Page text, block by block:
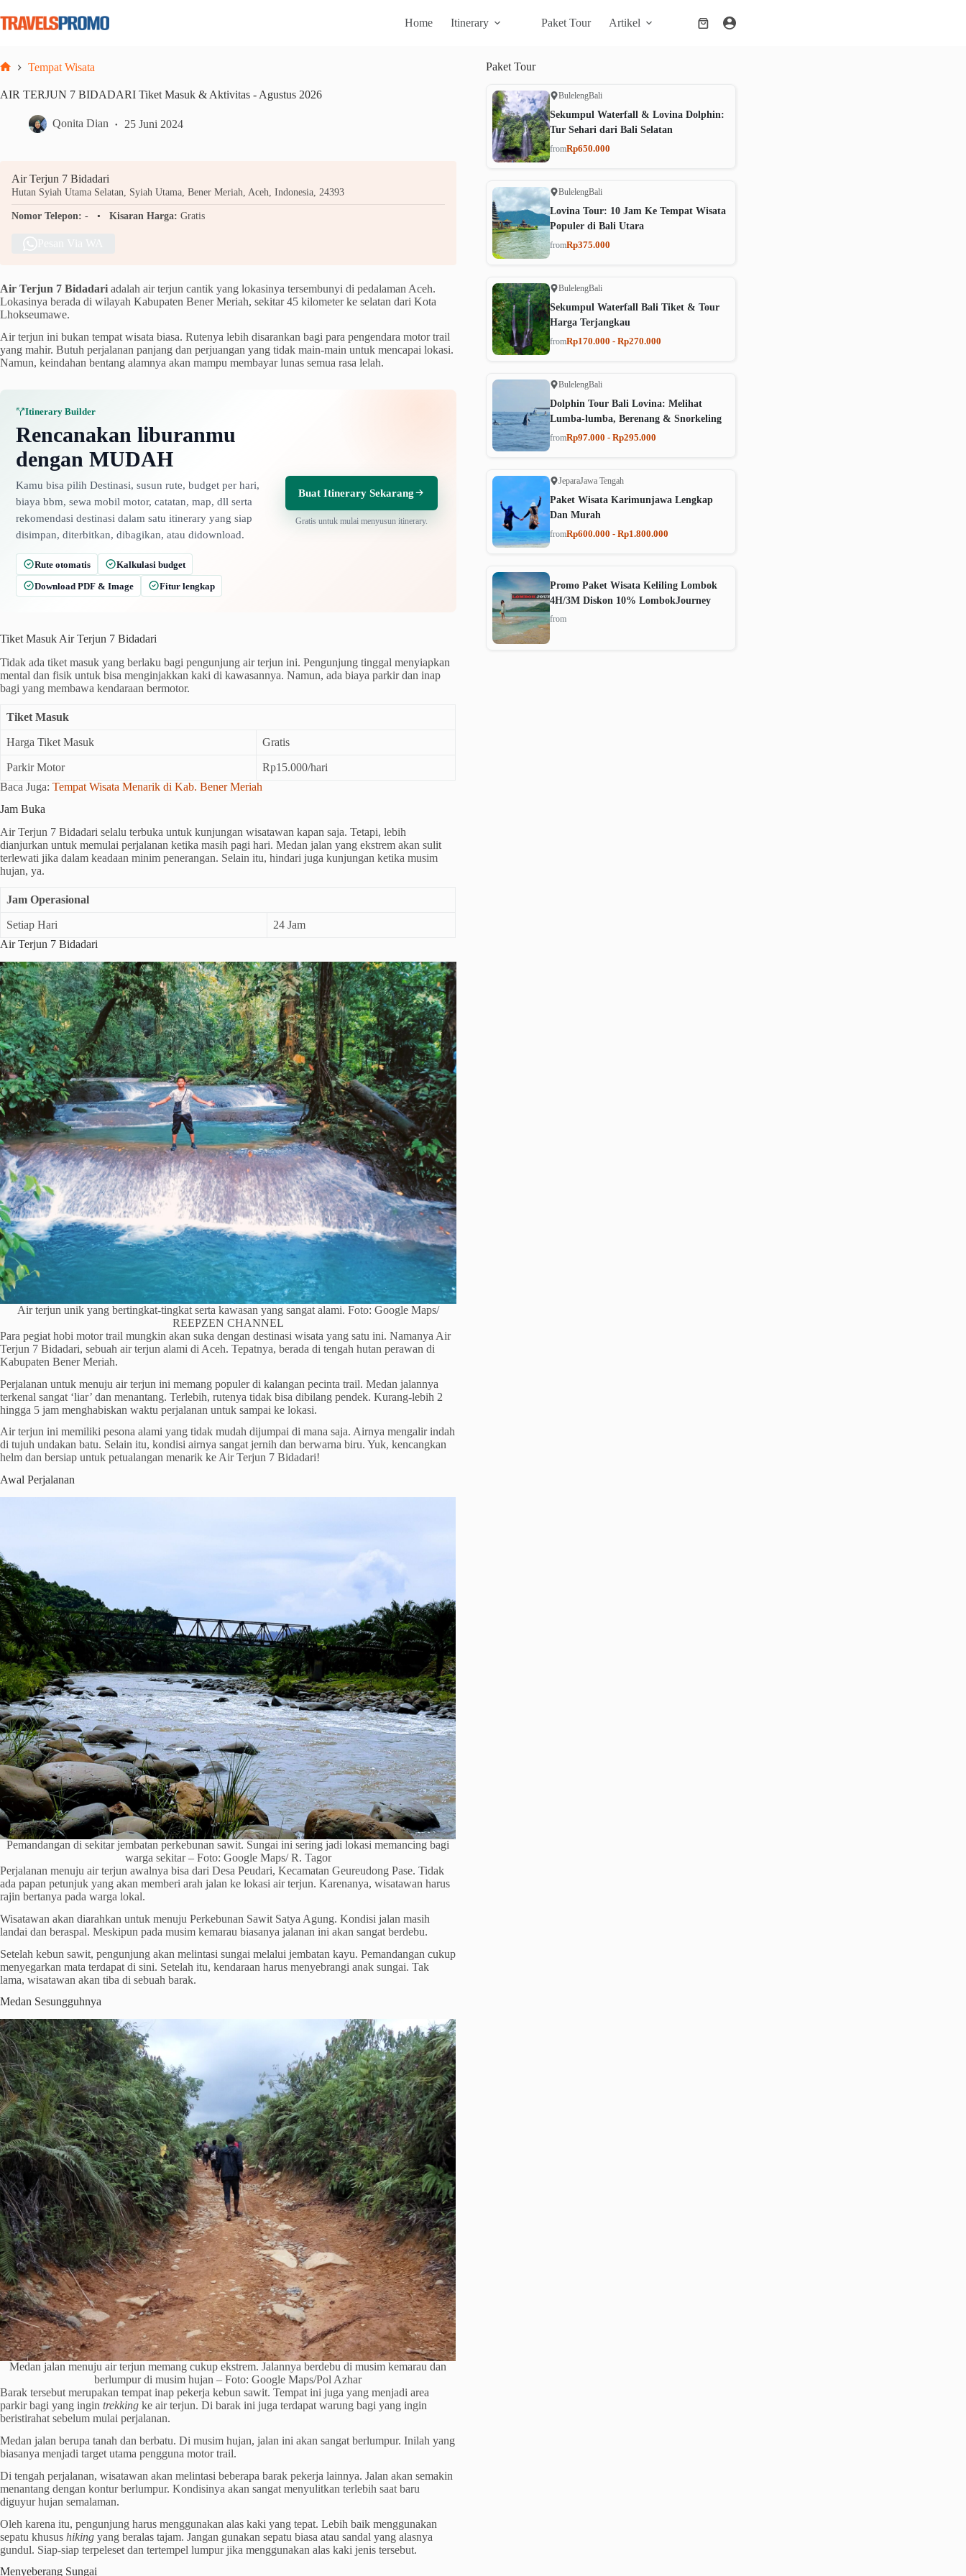
to
content
Home Itinerary Paket Tour Artikel
Shopping
Tempat Wisata
AIR TERJUN 7 BIDADARI Tiket Masuk & Aktivitas - Agustus 2026
Qonita Dian 25 Juni 2024
Air Terjun 7 Bidadari
Hutan Syiah Utama Selatan, Syiah Utama, Bener Meriah, Aceh, Indonesia, 24393
Nomor Telepon: - Kisaran Harga: Gratis
Air Terjun 7 Bidadari adalah air terjun cantik yang lokasinya tersembunyi di pedalaman Aceh.
Lokasinya berada di wilayah Kabupaten Bener Meriah, sekitar 45 kilometer ke selatan dari Kota
Lhokseumawe.
Air terjun ini bukan tempat wisata biasa. Rutenya lebih disarankan bagi para pengendara motor trail
yang mahir. Butuh perjalanan panjang dan perjuangan yang tidak main-main untuk mencapai lokasi.
Namun, keindahan bentang alamnya akan mampu membayar lunas semua rasa lelah.
Itinerary Builder
Rencanakan liburanmu
dengan MUDAH
Kamu bisa pilih Destinasi, susun rute, budget per hari,
biaya bbm, sewa mobil motor, catatan, map, dll serta
rekomendasi destinasi dalam satu itinerary yang siap
disimpan, diterbitkan, dibagikan, atau didownload.
Rute otomatis
Kalkulasi budget
Download PDF & Image
Fitur lengkap
Buat Itinerary Sekarang
Gratis untuk mulai menyusun itinerary.
Tiket Masuk Air Terjun 7 Bidadari
Tidak ada tiket masuk yang berlaku bagi pengunjung air terjun ini. Pengunjung tinggal menyiapkan
mental dan fisik untuk bisa menginjakkan kaki di kawasannya. Namun, ada biaya parkir dan inap
bagi yang membawa kendaraan bermotor.
Tiket Masuk
Harga Tiket Masuk Gratis
Parkir Motor
Rp15.000/hari
Baca Juga: Tempat Wisata Menarik di Kab. Bener Meriah
Jam Buka
Air Terjun 7 Bidadari selalu terbuka untuk kunjungan wisatawan kapan saja. Tetapi, lebih
dianjurkan untuk memulai perjalanan ketika masih pagi hari. Medan jalan yang ekstrem akan sulit
terlewati jika dalam keadaan minim penerangan. Selain itu, hindari juga kunjungan ketika musim
hujan, ya.
Jam Operasional
Setiap Hari
24 Jam
Air Terjun 7 Bidadari
Air terjun unik yang bertingkat-tingkat serta kawasan yang sangat alami. Foto: Google Maps/
REEPZEN CHANNEL
Para pegiat hobi motor trail mungkin akan suka dengan destinasi wisata yang satu ini. Namanya Air
Terjun 7 Bidadari, sebuah air terjun alami di Aceh. Tepatnya, berada di tengah hutan perawan di
Kabupaten Bener Meriah.
Perjalanan untuk menuju air terjun ini memang populer di kalangan pecinta trail. Medan jalannya
terkenal sangat ‘liar’ dan menantang. Terlebih, rutenya tidak bisa dibilang pendek. Kurang-lebih 2
hingga 5 jam menghabiskan waktu perjalanan untuk sampai ke lokasi.
Air terjun ini memiliki pesona alami yang tidak mudah dijumpai di mana saja. Airnya mengalir indah
di tujuh undakan batu. Selain itu, kondisi airnya sangat jernih dan berwarna biru. Yuk, kencangkan
helm dan bersiap untuk petualangan menarik ke Air Terjun 7 Bidadari!
Awal Perjalanan
Pemandangan di sekitar jembatan perkebunan sawit. Sungai ini sering jadi lokasi memancing bagi
warga sekitar – Foto: Google Maps/ R. Tagor
Perjalanan menuju air terjun awalnya bisa dari Desa Peudari, Kecamatan Geureudong Pase. Tidak
ada papan petunjuk yang akan memberi arah jalan ke lokasi air terjun. Karenanya, wisatawan harus
rajin bertanya pada warga lokal.
Wisatawan akan diarahkan untuk menuju Perkebunan Sawit Satya Agung. Kondisi jalan masih
landai dan beraspal. Meskipun pada musim kemarau biasanya jalanan ini akan sangat berdebu.
Setelah kebun sawit, pengunjung akan melintasi sungai melalui jembatan kayu. Pemandangan cukup
menyegarkan mata terdapat di sini. Setelah itu, kendaraan harus menyebrangi anak sungai. Tak
lama, wisatawan akan tiba di sebuah barak.
Medan Sesungguhnya
Medan jalan menuju air terjun memang cukup ekstrem. Jalannya berdebu di musim kemarau dan
berlumpur di musim hujan – Foto: Google Maps/Pol Azhar
Barak tersebut merupakan tempat inap pekerja kebun sawit. Tempat ini juga yang menjadi area
parkir bagi yang ingin trekking ke air terjun. Di barak ini juga terdapat warung bagi yang ingin
beristirahat sebelum mulai perjalanan.
Medan jalan berupa tanah dan berbatu. Di musim hujan, jalan ini akan sangat berlumpur. Inilah yang
biasanya menjadi target utama pengguna motor trail.
Di tengah perjalanan, wisatawan akan melintasi beberapa barak pekerja lainnya. Jalan akan semakin
menantang dengan kontur berlumpur. Kondisinya akan sangat menyulitkan terlebih saat baru
diguyur hujan semalaman.
Oleh karena itu, pengunjung harus menggunakan alas kaki yang tepat. Lebih baik menggunakan
sepatu khusus hiking yang beralas tajam. Jangan gunakan sepatu biasa atau sandal yang alasnya
gundul. Siap-siap terpeleset dan tertempel lumpur jika menggunakan alas kaki jenis tersebut.
Menyeberang Sungai
Paket Tour
BulelengBali
Sekumpul Waterfall & Lovina Dolphin:
Tur Sehari dari Bali Selatan
fromRp650.000
BulelengBali
Lovina Tour: 10 Jam Ke Tempat Wisata
Populer di Bali Utara
fromRp375.000
BulelengBali
Sekumpul Waterfall Bali Tiket & Tour
Harga Terjangkau
fromRp170.000 - Rp270.000
BulelengBali
Dolphin Tour Bali Lovina: Melihat
Lumba-lumba, Berenang & Snorkeling
fromRp97.000 - Rp295.000
JeparaJawa Tengah
Paket Wisata Karimunjawa Lengkap
Dan Murah
fromRp600.000 - Rp1.800.000
Promo Paket Wisata Keliling Lombok
4H/3M Diskon 10% LombokJourney
from